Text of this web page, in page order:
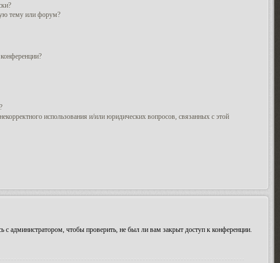
тему или форум?
использования и/или юридических вопросов, связанных с этой
администратором, чтобы проверить, не был ли вам закрыт доступ к конференции.